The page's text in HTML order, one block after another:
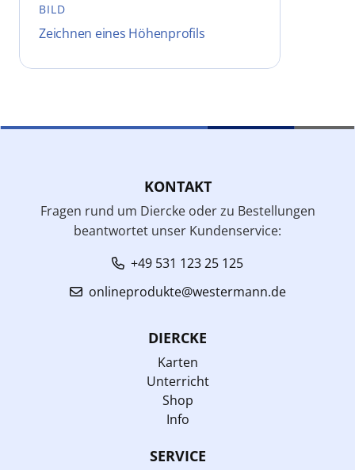
BILD
Zeichnen eines Höhenprofils
KONTAKT
Fragen rund um Diercke oder zu Bestellungen
beantwortet unser Kundenservice:
+49 531 123 25 125
onlineprodukte@westermann.de
DIERCKE
Karten
Unterricht
Shop
Info
SERVICE